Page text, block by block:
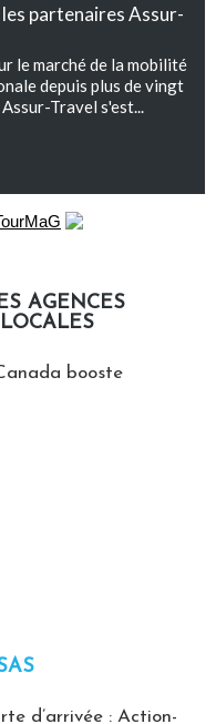
partenaires Assur-
le marché de la mobilité
depuis plus de vingt
Assur-Travel s'est...
AGENCES
booste
d’arrivée : Action-